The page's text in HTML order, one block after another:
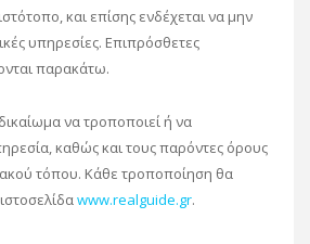
και επίσης ενδέχεται να μην
υπηρεσίες. Επιπρόσθετες
παρακάτω.
να τροποποιεί ή να
καθώς και τους παρόντες όρους
τόπου. Κάθε τροποποίηση θα
www.realguide.gr.